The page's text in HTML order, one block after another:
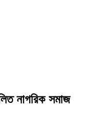
নাগরিক সমাজ